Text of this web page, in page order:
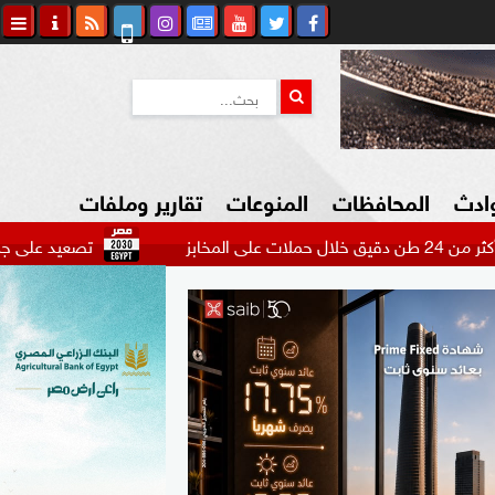
شكاوي المواطن
المحافظات المنوعات
السياحة في مصر
التكنولوجيا
المرأة والأسرة
السيارات
تقارير وملفات
تصعيد على جبهة